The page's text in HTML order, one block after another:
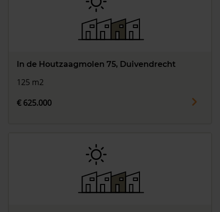
In de Houtzaagmolen 75, Duivendrecht
125 m2
€ 625.000